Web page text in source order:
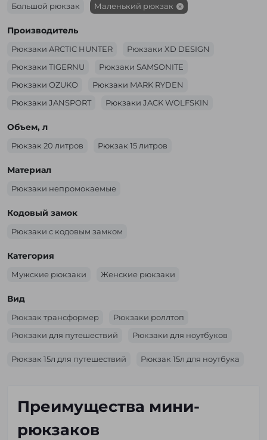
Большой рюкзак Маленький рюкзак
Производитель
Рюкзаки ARCTIC HUNTER
Рюкзаки XD DESIGN
Рюкзаки TIGERNU
Рюкзаки SAMSONITE
Рюкзаки OZUKO
Рюкзаки MARK RYDEN
Рюкзаки JANSPORT
Рюкзаки JACK WOLFSKIN
Объем, л
Рюкзак 20 литров Рюкзак 15 литров
Материал
Рюкзаки непромокаемые
Кодовый замок
Рюкзаки с кодовым замком
Категория
Мужские рюкзаки Женские рюкзаки
Вид
Рюкзак трансформер
Рюкзаки роллтоп
Рюкзаки для путешествий
Рюкзаки для ноутбуков
Рюкзак 15л для путешествий Рюкзак 15л для ноутбука
Преимущества мини-
рюкзаков